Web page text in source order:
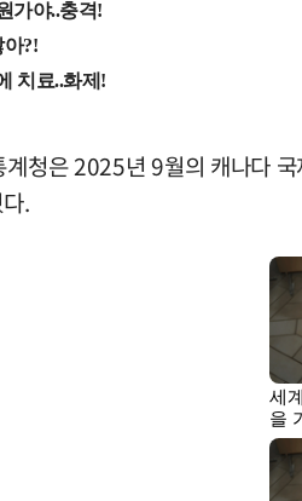
청은 2025년 9월의 캐나다
.